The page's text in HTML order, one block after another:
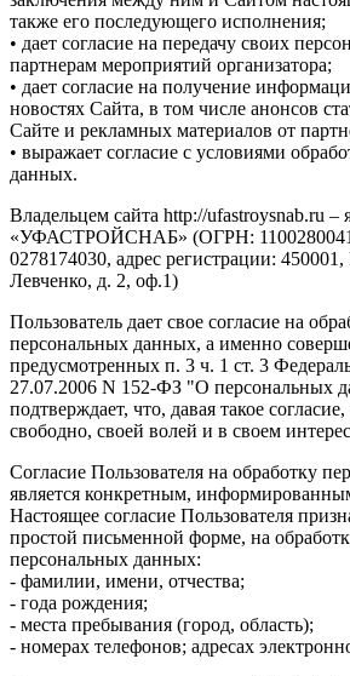
также его последующего исполнения;
• дает согласие на передачу своих
партнерам мероприятий организатора;
• дает согласие на получение
новостях Сайта, в том числе анонсов
Сайте и рекламных материалов от
• выражает согласие с условиями
данных.
Владельцем сайта http://ufastroysnab.ru
«УФАСТРОЙСНАБ» (ОГРН:
0278174030, адрес регистрации:
Левченко, д. 2, оф.1)
Пользователь дает свое согласие на
персональных данных, а именно
предусмотренных п. 3 ч. 1 ст. 3
27.07.2006 N 152-ФЗ "О персональных
подтверждает, что, давая такое
свободно, своей волей и в своем
Согласие Пользователя на обработку
является конкретным,
Настоящее согласие Пользователя
простой письменной форме, на
персональных данных:
- фамилии, имени, отчества;
- года рождения;
- места пребывания (город, область);
- номерах телефонов; адресах